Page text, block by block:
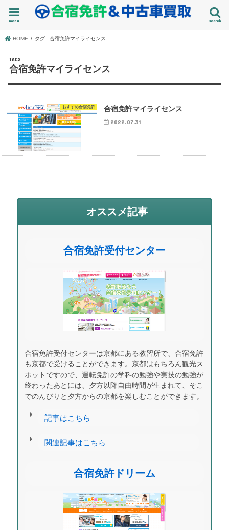
search
menu
HOME タグ : 合宿免許マイライセンス
合宿免許マイライセンス
おすすめ合宿免許 合宿免許マイライセンス
2022.07.31
オススメ記事
合宿免許受付センター
合宿免許受付センターは京都にある教習所で、合宿免許
も京都で受けることができます。京都はもちろん観光ス
ポットですので、運転免許の学科の勉強や実技の勉強が
終わったあとには、夕方以降自由時間が生まれて、そこ
でのんびりと夕方からの京都を楽しむことができます。
記事はこちら
関連記事はこちら
合宿免許ドリーム